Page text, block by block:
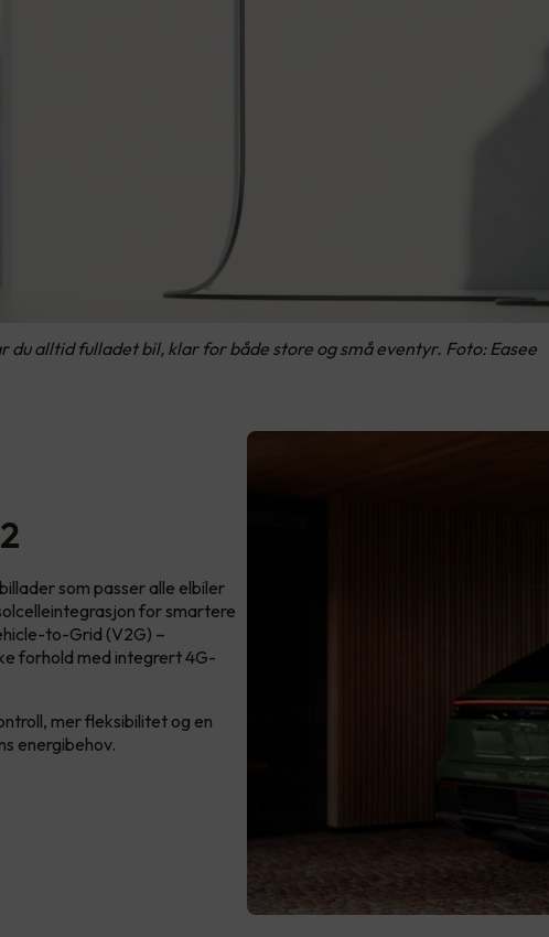
alltid fulladet bil, klar for både store og små eventyr. Foto: Easee
som passer alle elbiler
for smartere
to-Grid (V2G) –
forhold med integrert 4G-
mer fleksibilitet og en
energibehov.